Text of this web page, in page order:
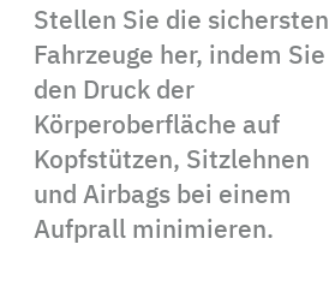
Stellen Sie die sichersten
Fahrzeuge her, indem Sie
den Druck der
Körperoberfläche auf
Kopfstützen, Sitzlehnen
und Airbags bei einem
Aufprall minimieren.